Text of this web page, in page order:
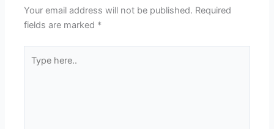
Your email address will not be published. Required
fields are marked *
here..